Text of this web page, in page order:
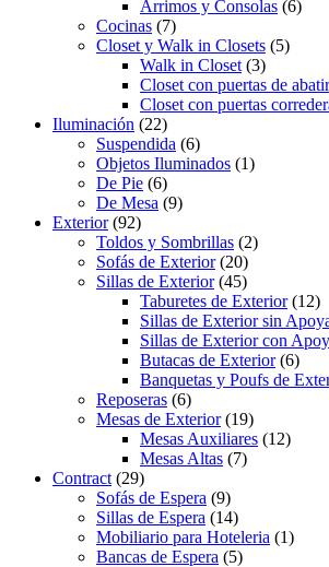
Arrimos y Consolas (6)
Cocinas (7)
Closet y Walk in Closets (5)
Walk in Closet (3)
Closet con puertas de abatir
Closet con puertas
Iluminación (22)
Suspendida (6)
Objetos Iluminados (1)
De Pie (6)
De Mesa (9)
Exterior(92)
Toldos y Sombrillas (2)
Sofás de Exterior(20)
Sillas de Exterior(45)
Taburetes de Exterior(12)
Sillas de Exterior sin
Sillas de Exterior con
Butacas de Exterior(6)
Banquetas y Poufs de
Reposeras (6)
Mesas de Exterior(19)
Mesas Auxiliares (12)
Mesas Altas (7)
Contract (29)
Sofás de Espera (9)
Sillas de Espera (14)
Mobiliario para Hoteleria (1)
Bancas de Espera (5)